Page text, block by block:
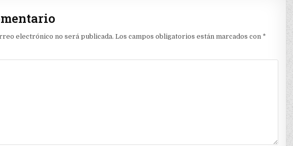
electrónico no será publicada. Los campos obligatorios están marcados con *